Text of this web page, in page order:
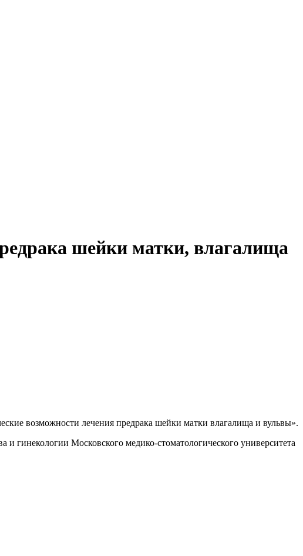
шейки матки, влагалища
возможности лечения предрака шейки матки влагалища и вульвы».
гинекологии Московского медико-стоматологического университета